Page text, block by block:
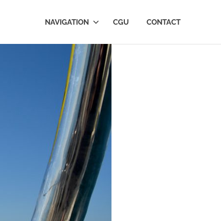
NAVIGATION CGU CONTACT